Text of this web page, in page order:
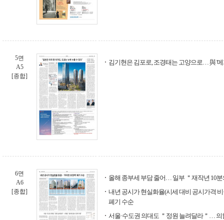
5면
A5
[종합]
김기현은 김포로, 조경태는 고양으로… 與 '
6면
A6
[종합]
올해 종부세 부담 줄어… 일부 ＂재작년 10분
내년 공시가 현실화율(시세 대비 공시가격
폐기 수순
서울·수도권 의대도 ＂정원 늘려달라＂… 의